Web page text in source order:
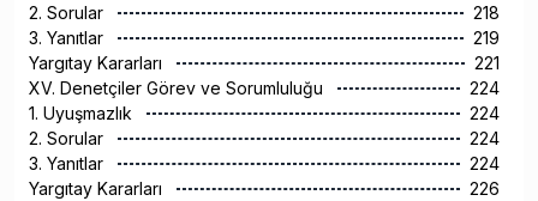
2. Sorular
218
3. Yanıtlar
219
Yargıtay Kararları
221
XV. Denetçiler Görev ve Sorumluluğu
224
1. Uyuşmazlık
224
2. Sorular
224
3. Yanıtlar
224
Yargıtay Kararları
226